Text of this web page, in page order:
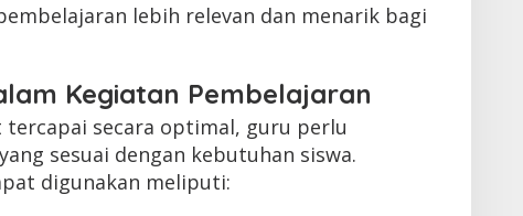
lebih relevan dan menarik bagi
Kegiatan Pembelajaran
secara optimal, guru perlu
sesuai dengan kebutuhan siswa.
digunakan meliputi: